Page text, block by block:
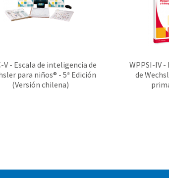
V - Escala de inteligencia de
para niños® - 5ª Edición
(Versión chilena)
WPPSI-IV
de